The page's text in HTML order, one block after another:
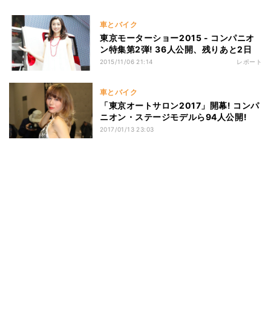
車とバイク
東京モーターショー2015 - コンパニオ
ン特集第2弾! 36人公開、残りあと2日
2015/11/06 21:14 レポート
車とバイク
「東京オートサロン2017」開幕! コンパ
ニオン・ステージモデルら94人公開!
2017/01/13 23:03